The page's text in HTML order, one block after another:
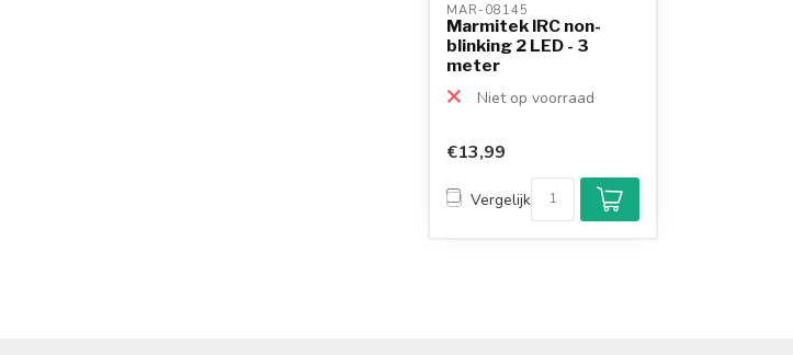
MAR-08145
Marmitek IRC non-
blinking 2 LED - 3
meter
Niet op voorraad
€13,99
Vergelijk